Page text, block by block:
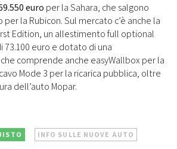
euro per la Sahara, che salgono
per la Rubicon. Sul mercato c’è anche la
Edition, un allestimento full optional
euro e dotato di una
comprende anche easyWallbox per la
Mode 3 per la ricarica pubblica, oltre
dell’auto Mopar.
INFO SULLE NUOVE AUTO